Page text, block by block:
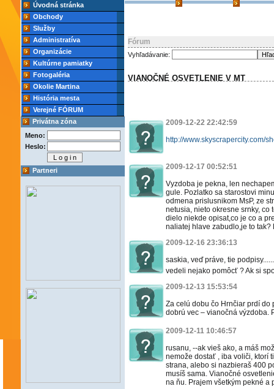
Úvodná stránka
Obchody
Služby
Administratíva
Organizácie
Kultúrne pamiatky
Fotogaléria
Okolie Martina
História mesta
Verejné FÓRUM
Privátna zóna
Meno:
Heslo:
Partneri
Fórum
Vyhľadávanie:
VIANOČNÉ OSVETLENIE V MT
2009-12-22 22:42:59
http://www.skyscrapercity.com/
2009-12-17 00:52:51
Vyzdoba je pekna, len
gule. Pozlatko sa starostovi
odmena prislusnikom MsP, ze
netusia, nieto okresne srnky, co
dielo niekde opisat,co je co a
naliatej hlave zabudlo,je to tak?
2009-12-16 23:36:13
saskia, veď práve, tie
vedeli nejako pomôcť ? Ak si
2009-12-13 15:53:54
Za celú dobu čo Hrnčiar prdí
dobrú vec – vianočná výzdoba.
2009-12-11 10:46:57
rusanu, --ak vieš ako, a máš
nemože dostať , iba voliči, ktorí
strana, alebo si nazbieraš 400
musíš sama. Vianočné
na ňu. Prajem všetkým pekné a